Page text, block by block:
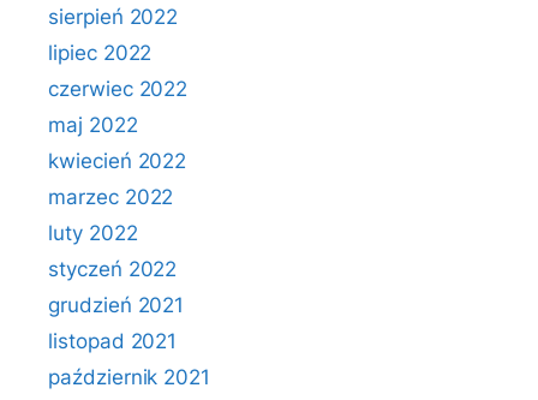
sierpień 2022
lipiec 2022
czerwiec 2022
maj 2022
kwiecień 2022
marzec 2022
luty 2022
styczeń 2022
grudzień 2021
listopad 2021
październik 2021